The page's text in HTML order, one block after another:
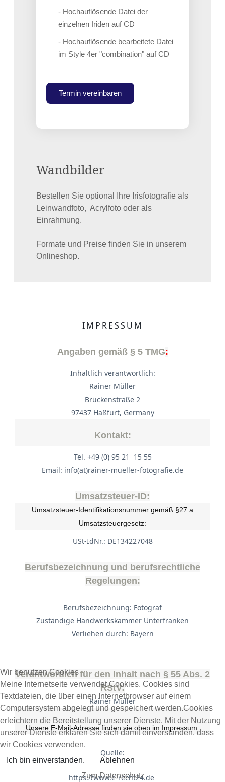
Wandbilder
Bestellen Sie optional Ihre Irisfotografie als
Leinwandfoto, Acrylfoto oder als
Einrahmung.
Formate und Preise finden Sie in unserem
Onlineshop.
- Hochauflösende Datei der
einzelnen Iriden auf CD
- Hochauflösende bearbeitete Datei
im Style 4er "combination" auf CD
Termin vereinbaren
IMPRESSUM
Angaben gemäß § 5 TMG:
Inhaltlich verantwortlich:
Rainer Müller
Brückenstraße 2
97437 Haßfurt, Germany
Kontakt:
Tel. +49 (0) 95 21 15 55
Email: info(at)rainer-mueller-fotografie.de
Umsatzsteuer-ID:
Umsatzsteuer-Identifikationsnummer gemäß §27 a
Umsatzsteuergesetz:
USt-IdNr.: DE134227048
Berufsbezeichnung und berufsrechtliche
Regelungen:
Berufsbezeichnung: Fotograf
Zuständige Handwerkskammer Unterfranken
Verliehen durch: Bayern
Verantwortlich für den Inhalt nach § 55 Abs. 2
RStV:
Rainer Müller
Unsere E-Mail-Adresse finden sie oben im Impressum.
Quelle:
https://www.e-recht24.de
Wir benutzen Cookies
Meine Internetseite verwendet Cookies. Cookies sind
Textdateien, die über einen Internetbrowser auf einem
Computersystem abgelegt und gespeichert werden.Cookies
erleichtern die Bereitstellung unserer Dienste. Mit der Nutzung
unserer Dienste erklären Sie sich damit einverstanden, dass
wir Cookies verwenden.
Ich bin einverstanden.
Ablehnen
Zum Datenschutz